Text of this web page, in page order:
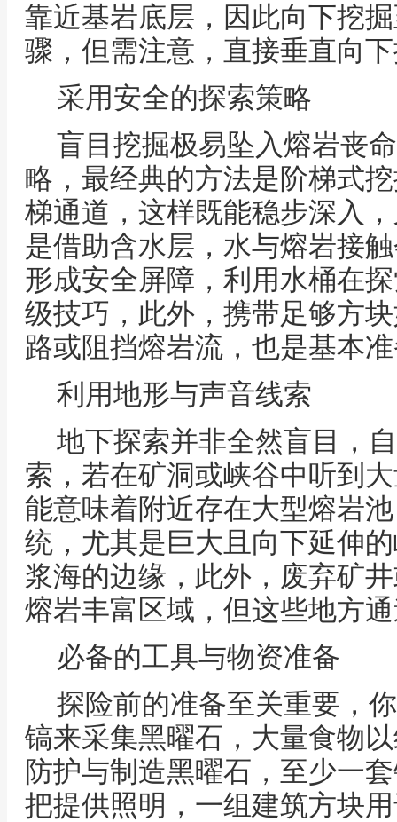
靠近基岩底层，因此向下挖
骤，但需注意，直接垂直向
采用安全的探索策略
盲目挖掘极易坠入熔岩丧
略，最经典的方法是阶梯式
梯通道，这样既能稳步深入
是借助含水层，水与熔岩接
形成安全屏障，利用水桶在
级技巧，此外，携带足够方
路或阻挡熔岩流，也是基本
利用地形与声音线索
地下探索并非全然盲目，
索，若在矿洞或峡谷中听到
能意味着附近存在大型熔岩
统，尤其是巨大且向下延伸
浆海的边缘，此外，废弃矿
熔岩丰富区域，但这些地方
必备的工具与物资准备
探险前的准备至关重要，
镐来采集黑曜石，大量食物
防护与制造黑曜石，至少一
把提供照明，一组建筑方块